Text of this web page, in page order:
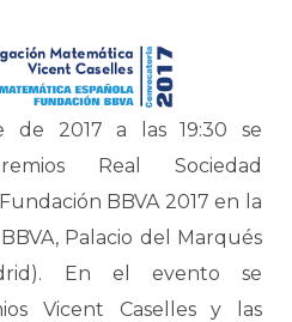
2017 a las 19:30 se
Real Sociedad
BBVA 2017 en la
Palacio del Marqués
En el evento se
Vicent Caselles y las